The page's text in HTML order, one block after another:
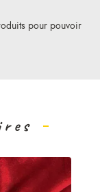
pour pouvoir